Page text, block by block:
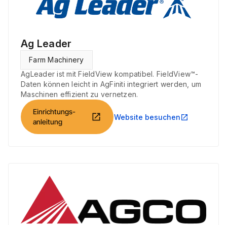
Ag Leader
Farm Machinery
AgLeader ist mit FieldView kompatibel. FieldView™-
Daten können leicht in AgFiniti integriert werden, um
Maschinen effizient zu vernetzen.
Einrichtungs-
anleitung
open_in_new Website besuchen open_in_new